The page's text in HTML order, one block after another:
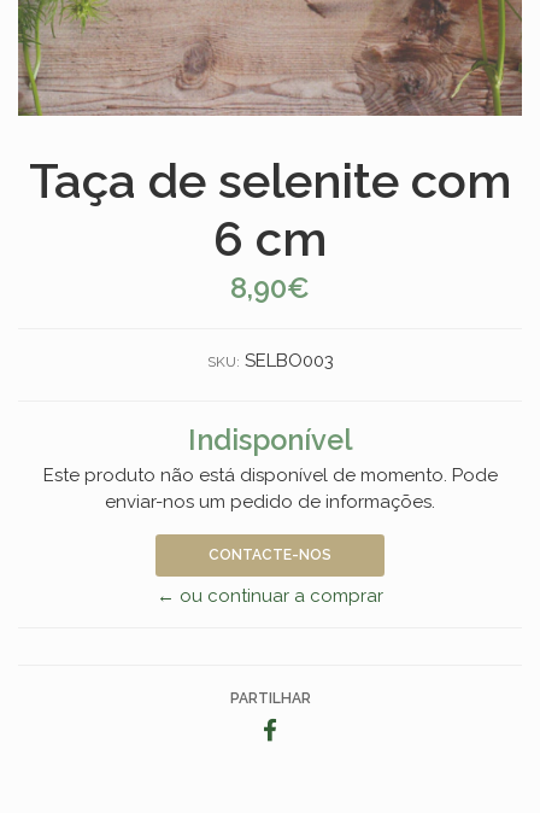
Taça de selenite com
6 cm
8,90€
SKU: SELBO003
Indisponível
Este produto não está disponível de momento. Pode
enviar-nos um pedido de informações.
CONTACTE-NOS
← ou continuar a comprar
PARTILHAR